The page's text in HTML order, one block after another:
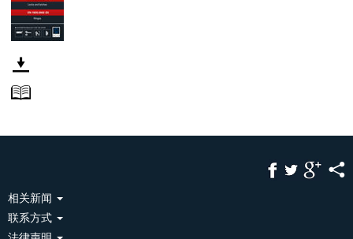
相关新闻
联系方式